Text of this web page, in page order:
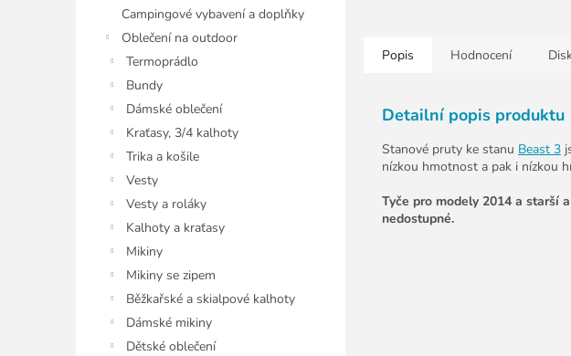
Campingové vybavení a doplňky
Oblečení na outdoor
Termoprádlo
Bundy
Dámské oblečení
Kraťasy, 3/4 kalhoty
Trika a košile
Vesty
Vesty a roláky
Kalhoty a kraťasy
Mikiny
Mikiny se zipem
Běžkařské a skialpové kalhoty
Dámské mikiny
Dětské oblečení
Popis Hodnocení
Detailní popis produktu
Stanové pruty ke stanu Beast 3
nízkou hmotnost a pak i nízkou
Tyče pro modely 2014 a starší
nedostupné.